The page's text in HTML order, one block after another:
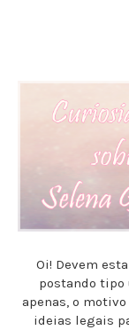
Oi! Devem
postando tipo
apenas, o
ideias legais